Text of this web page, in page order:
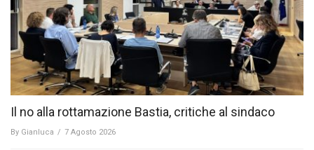
Il no alla rottamazione Bastia, critiche al sindaco
By Gianluca / 7 Agosto 2026